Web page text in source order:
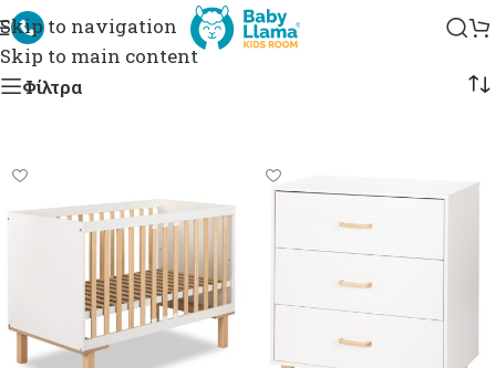
Skip to navigation
Skip to main content
3
Φίλτρα